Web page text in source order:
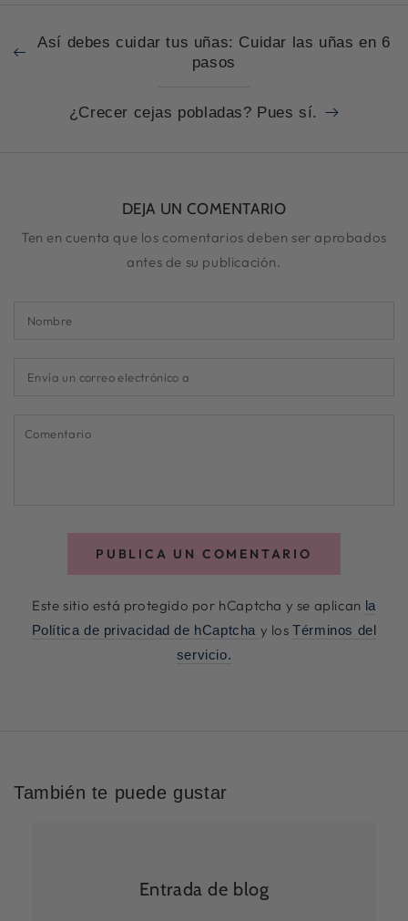
Así debes cuidar tus uñas: Cuidar las uñas en 6
pasos
¿Crecer cejas pobladas? Pues sí.
DEJA UN COMENTARIO
Ten en cuenta que los comentarios deben ser aprobados
antes de su publicación.
electrónico
PUBLICA UN COMENTARIO
Este sitio está protegido por hCaptcha y se aplican la
Política de privacidad de hCaptcha y losTérminos del
servicio.
También te puede gustar
Entrada de blog